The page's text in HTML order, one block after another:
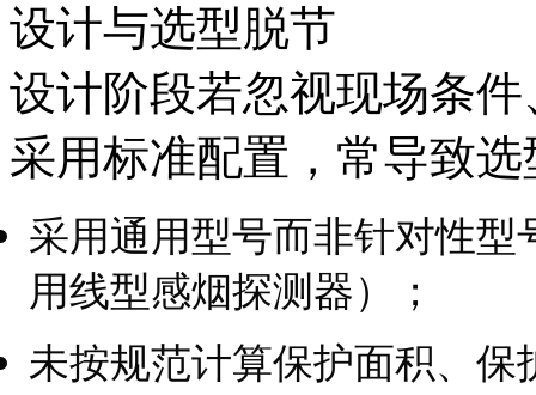
设计与选型脱节
设计阶段若忽视现场条
采用标准配置，常导致
采用通用型号而非针对性
用线型感烟探测器）；
未按规范计算保护面积、